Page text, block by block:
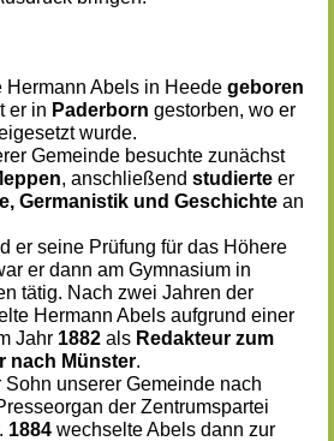
Hermann Abels in Heede geboren
er in Paderborn gestorben, wo er
wurde.
Gemeinde besuchte zunächst
, anschließend studierte er
Germanistik und Geschichte an
er seine Prüfung für das Höhere
er dann am Gymnasium in
tätig. Nach zwei Jahren der
Hermann Abels aufgrund einer
Jahr 1882 als Redakteur zum
nach Münster.
Sohn unserer Gemeinde nach
der Zentrumspartei
1884 wechselte Abels dann zur